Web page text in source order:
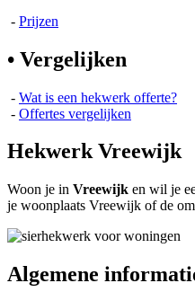
- Prijzen
• Vergelijken
- Wat is een hekwerk offerte?
- Offertes vergelijken
Hekwerk Vreewijk
Woon je in Vreewijk en wil je
je woonplaats Vreewijk of de
Algemene